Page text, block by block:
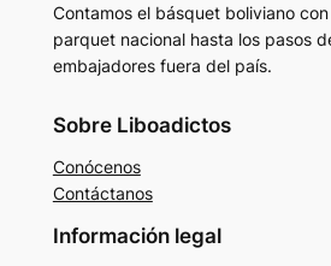
Contamos el básquet boliviano
parquet nacional hasta los pasos
embajadores fuera del país.
Sobre Liboadictos
Conócenos
Contáctanos
Información legal